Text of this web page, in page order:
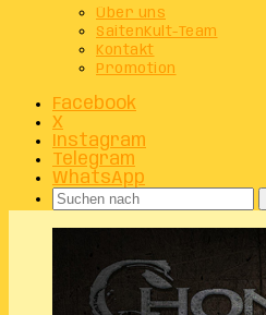
Über uns
SaitenKult-Team
Kontakt
Promotion
Facebook
X
Instagram
Telegram
WhatsApp